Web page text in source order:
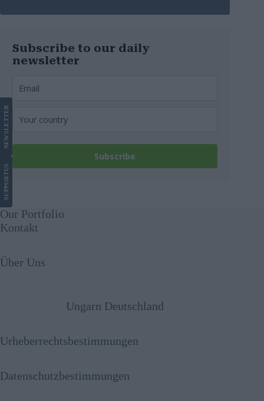
Subscribe to our daily
newsletter
Subscribe
SUPPORT
US
NEWS
LETTER
Our Portfolio
Kontakt
Über Uns
Ungarn Deutschland
Urheberrechtsbestimmungen
Datenschutzbestimmungen